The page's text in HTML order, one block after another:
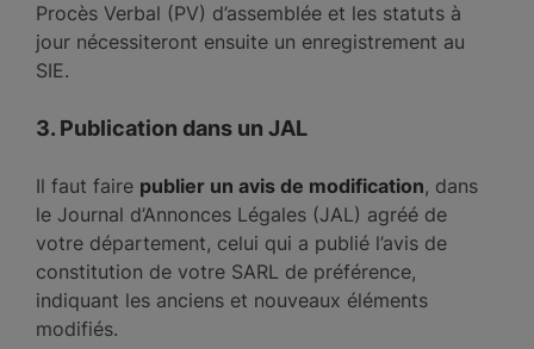
Procès Verbal (PV) d’assemblée et les statuts à
jour nécessiteront ensuite un enregistrement au
SIE.
3. Publication dans un JAL
Il faut faire publier un avis de modification, dans
le Journal d’Annonces Légales (JAL) agréé de
votre département, celui qui a publié l’avis de
constitution de votre SARL de préférence,
indiquant les anciens et nouveaux éléments
modifiés.